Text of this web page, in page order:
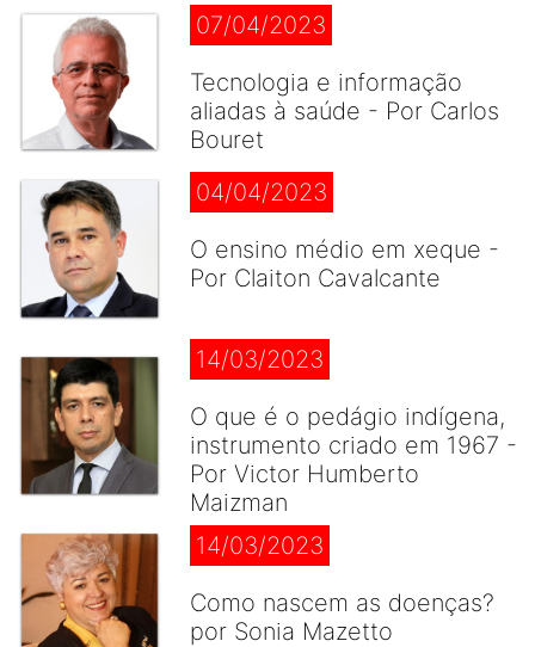
07/04/2023
Tecnologia e informação
aliadas à saúde - Por Carlos
Bouret
04/04/2023
O ensino médio em xeque -
Por Claiton Cavalcante
14/03/2023
O que é o pedágio indígena,
instrumento criado em 1967 -
Por Victor Humberto
Maizman
14/03/2023
Como nascem as doenças?
por Sonia Mazetto